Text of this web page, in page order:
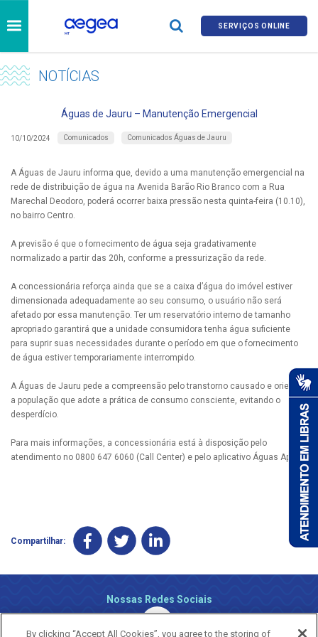
SERVIÇOS ONLINE
NOTÍCIAS
Águas de Jauru – Manutenção Emergencial
10/10/2024 Comunicados Comunicados Águas de Jauru
A Águas de Jauru informa que, devido a uma manutenção emergencial na
rede de distribuição de água na Avenida Barão Rio Branco com a Rua
Marechal Deodoro, poderá ocorrer baixa pressão nesta quinta-feira (10.10),
no bairro Centro.
A previsão é que o fornecimento de água seja gradativamente
normalizado a partir das 20h, conforme a pressurização da rede.
A concessionária reforça ainda que se a caixa d’água do imóvel estiver
dimensionada adequadamente ao seu consumo, o usuário não será
afetado por essa manutenção. Ter um reservatório interno de tamanho
apropriado garantirá que a unidade consumidora tenha água suficiente
para suprir suas necessidades durante o período em que o fornecimento
de água estiver temporariamente interrompido.
A Águas de Jauru pede a compreensão pelo transtorno causado e orienta
a população que adote a prática de consumo consciente, evitando o
desperdício.
Para mais informações, a concessionária está à disposição pelo
atendimento no 0800 647 6060 (Call Center) e pelo aplicativo Águas App.
Compartilhar:
Nossas Redes Sociais
By clicking “Accept All Cookies”, you agree to the storing of